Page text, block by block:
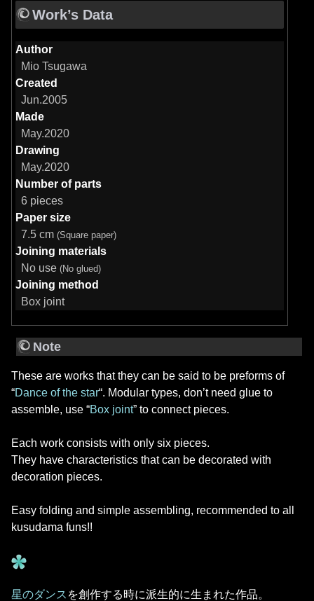
Work’s Data
Author
Mio Tsugawa
Created
Jun.2005
Made
May.2020
Drawing
May.2020
Number of parts
6 pieces
Paper size
7.5 cm (Square paper)
Joining materials
No use (No glued)
Joining method
Box joint
Note
These are works that they can be said to be preforms of
“Dance of the star“. Modular types, don’t need glue to
assemble, use “Box joint” to connect pieces.
Each work consists with only six pieces.
They have characteristics that can be decorated with
decoration pieces.
Easy folding and simple assembling, recommended to all
kusudama funs!!
星のダンス を創作する時に派生的に生まれた作品。